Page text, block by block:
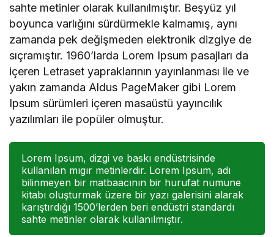
sahte metinler olarak kullanılmıştır. Beşyüz yıl
boyunca varlığını sürdürmekle kalmamış, aynı
zamanda pek değişmeden elektronik dizgiye de
sıçramıştır. 1960’larda Lorem Ipsum pasajları da
içeren Letraset yapraklarının yayınlanması ile ve
yakın zamanda Aldus PageMaker gibi Lorem
Ipsum sürümleri içeren masaüstü yayıncılık
yazılımları ile popüler olmuştur.
Lorem Ipsum, dizgi ve baskı endüstrisinde
kullanılan mıgır metinlerdir. Lorem Ipsum, adı
bilinmeyen bir matbaacının bir hurufat numune
kitabı oluşturmak üzere bir yazı galerisini alarak
karıştırdığı 1500’lerden beri endüstri standardı
sahte metinler olarak kullanılmıştır.